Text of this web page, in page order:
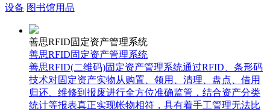
设备 图书馆用品
善思RFID固定资产管理系统
善思RFID固定资产管理系统
善思RFID(二维码)固定资产管理系统通过RFID、条形码
技术对固定资产实物从购置、领用、清理、盘点、借用
归还、维修到报废进行全方位准确监管，结合资产分类
统计等报表真正实现帐物相符，具有着手工管理无法比